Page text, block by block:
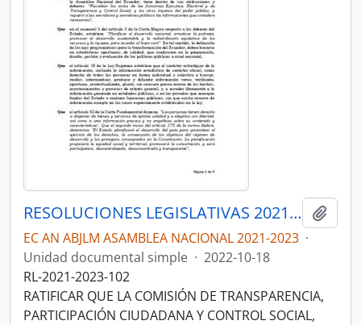
RESOLUCIONES LEGISLATIVAS 2021-2023
EC AN ABJLM ASAMBLEA NACIONAL 2021-2023 ·
Unidad documental simple · 2022-10-18
RL-2021-2023-102
RATIFICAR QUE LA COMISIÓN DE TRANSPARENCIA,
PARTICIPACIÓN CIUDADANA Y CONTROL SOCIAL,